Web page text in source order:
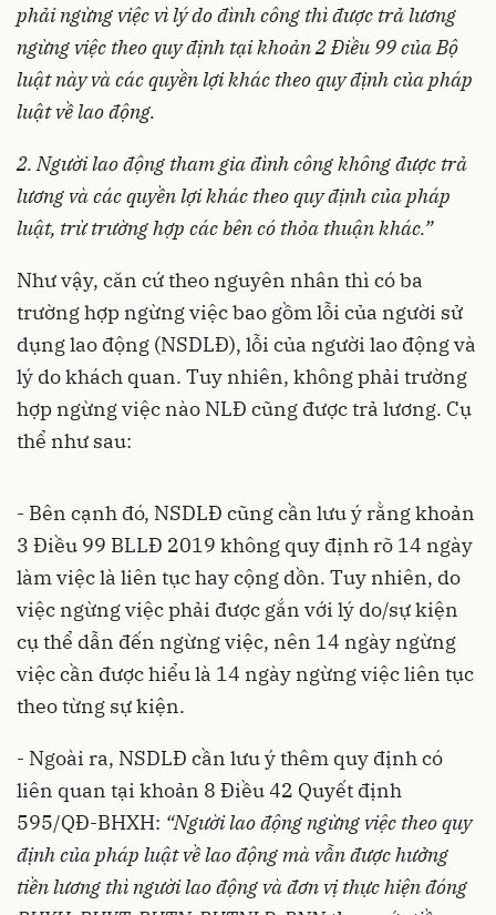
phải ngừng việc vì lý do đình công thì được trả lương
ngừng việc theo quy định tại khoản 2 Điều 99 của Bộ
luật này và các quyền lợi khác theo quy định của pháp
luật về lao động.
2. Người lao động tham gia đình công không được trả
lương và các quyền lợi khác theo quy định của pháp
luật, trừ trường hợp các bên có thỏa thuận khác.”
Như vậy, căn cứ theo nguyên nhân thì có ba
trường hợp ngừng việc bao gồm lỗi của người sử
dụng lao động (NSDLĐ), lỗi của người lao động và
lý do khách quan. Tuy nhiên, không phải trường
hợp ngừng việc nào NLĐ cũng được trả lương. Cụ
thể như sau:
- Bên cạnh đó, NSDLĐ cũng cần lưu ý rằng khoản
3 Điều 99 BLLĐ 2019 không quy định rõ 14 ngày
làm việc là liên tục hay cộng dồn. Tuy nhiên, do
việc ngừng việc phải được gắn với lý do/sự kiện
cụ thể dẫn đến ngừng việc, nên 14 ngày ngừng
việc cần được hiểu là 14 ngày ngừng việc liên tục
theo từng sự kiện.
- Ngoài ra, NSDLĐ cần lưu ý thêm quy định có
liên quan tại khoản 8 Điều 42 Quyết định
595/QĐ-BHXH: “Người lao động ngừng việc theo quy
định của pháp luật về lao động mà vẫn được hưởng
tiền lương thì người lao động và đơn vị thực hiện đóng